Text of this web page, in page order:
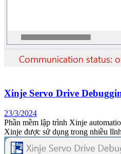
Xinje Servo Drive
23/3/2024
Phần mềm lập trình Xinje
Xinje được sử dụng trong nhiều